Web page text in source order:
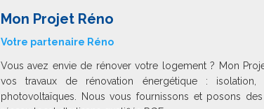
Mon Projet Réno
Votre partenaire Réno
Vous avez envie de rénover votre logement ? Mon
vos travaux de rénovation énergétique :
photovoltaïques. Nous vous fournissons et posons